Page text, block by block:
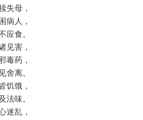
失母，
病人，
应食。
见害，
毒药，
舍离。
饥饿，
法味。
迷乱，